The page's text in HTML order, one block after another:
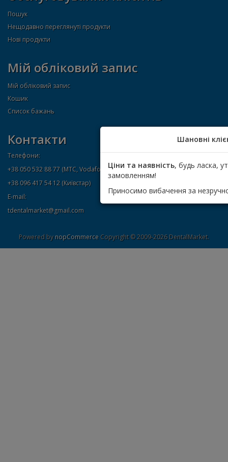
Пошук
Нещодавно переглянуті продукти
Нові продукти
Мій обліковий запис
Мій обліковий запис
Кошик
Список бажань
Контакти
Телефони:
+38 050 532 88 77 (МТС, Vodafone)
+38 096 417 54 12 (Київстар)
E-mail:
tdentalmarket@gmail.com
Powered bynopCommerce Copyright © 2009-2026 DentalMarket.
Шановні
Ціни та наявність, будь ласка,
замовленням!
Приносимо вибачення за